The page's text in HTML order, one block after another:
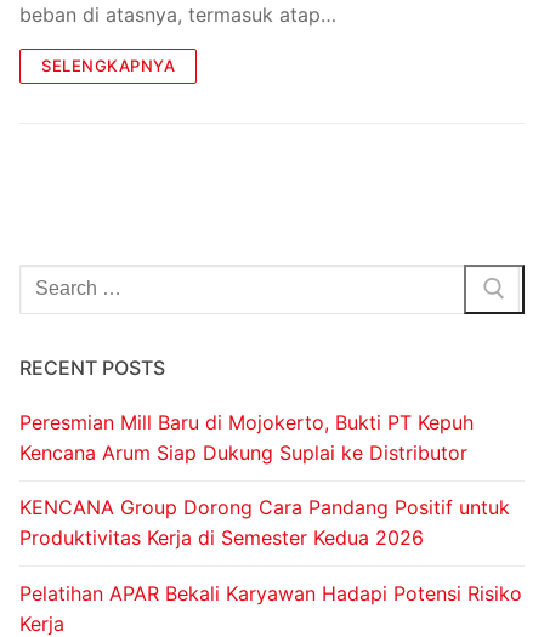
beban di atasnya, termasuk atap…
SELENGKAPNYA
RECENT POSTS
Peresmian Mill Baru di Mojokerto, Bukti PT Kepuh
Kencana Arum Siap Dukung Suplai ke Distributor
KENCANA Group Dorong Cara Pandang Positif untuk
Produktivitas Kerja di Semester Kedua 2026
Pelatihan APAR Bekali Karyawan Hadapi Potensi Risiko
Kerja